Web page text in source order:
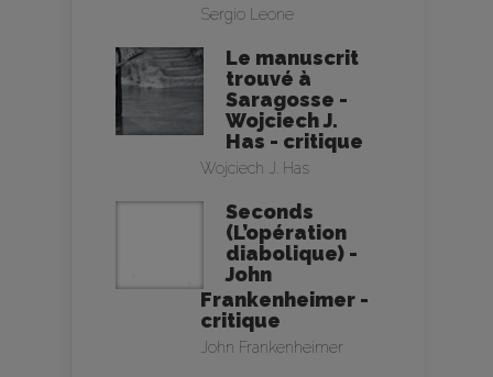
Sergio Leone
Le manuscrit
trouvé à
Saragosse -
Wojciech J.
Has - critique
Wojciech J. Has
Seconds
(L’opération
diabolique) -
John
Frankenheimer -
critique
John Frankenheimer